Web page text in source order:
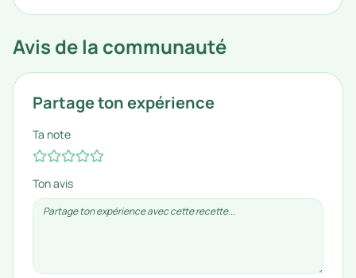
Avis de la communauté
Partage ton expérience
Ta note
Ton avis